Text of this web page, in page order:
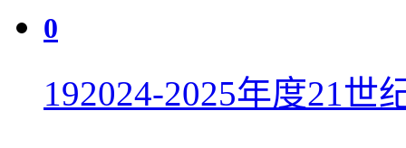
0
192024-2025年度21世